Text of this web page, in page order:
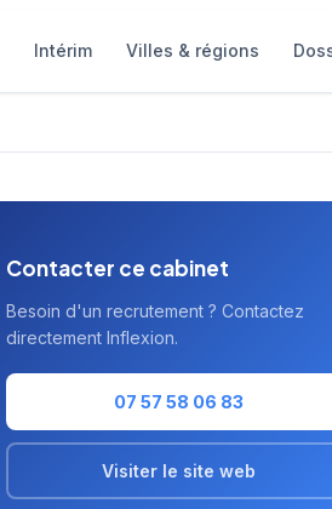
Intérim Villes & régions
Contacter ce cabinet
Besoin d'un recrutement ? Contactez
directement Inflexion.
07 57 58 06 83
Visiter le site web